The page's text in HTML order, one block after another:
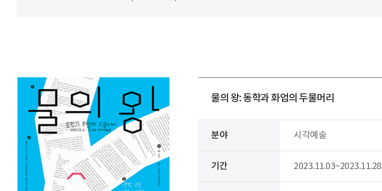
물의 왕: 동학과 화엄의 두물머리
분야 시각예술
기간 2023.11.03~2023.11.28